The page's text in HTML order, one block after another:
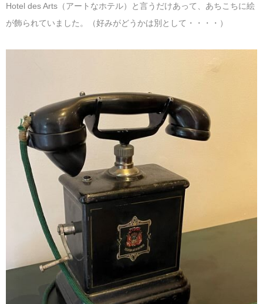
Hotel des Arts（アートなホテル）と言うだけあって、あちこちに絵
が飾られていました。（好みがどうかは別として・・・・）